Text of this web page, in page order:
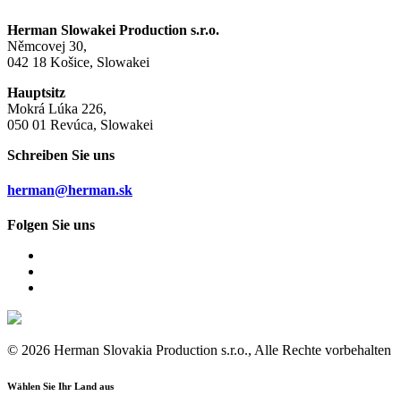
Herman Slowakei Production s.r.o.
Němcovej 30,
042 18 Košice, Slowakei
Hauptsitz
Mokrá Lúka 226,
050 01 Revúca, Slowakei
Schreiben Sie uns
herman@herman.sk
Folgen Sie uns
© 2026 Herman Slovakia Production s.r.o., Alle Rechte vorbehalten
Wählen Sie Ihr Land aus